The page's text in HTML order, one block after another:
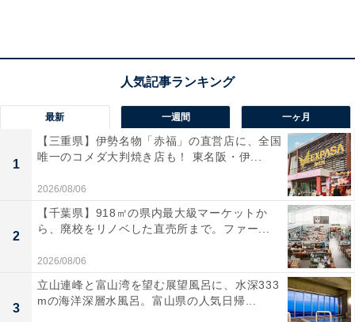
「焼肉」と「バーベキュー」の違い
バーベキュー（barbecue）とは、本来は薪や炭などによ
最新 一週間 一ヶ月
1
【三重県】伊勢名物「赤福」の直営店に、全国
唯一のコメダ大判焼き店も！ 東名阪・伊...
2026/08/06
2
【千葉県】918㎡の県内最大級マーケットか
ら、廃校をリノベした直売所まで。ファー...
2026/08/06
3
立山連峰と富山湾を望む展望風呂に、水深333
mの海洋深層水風呂。富山県の人気日帰...